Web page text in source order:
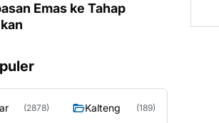
Emas ke Tahap
(2878) Kalteng (189)